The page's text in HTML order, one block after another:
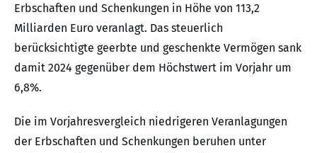
Erbschaften und Schenkungen in Höhe von 113,2
Milliarden Euro veranlagt. Das steuerlich
berücksichtigte geerbte und geschenkte Vermögen sank
damit 2024 gegenüber dem Höchstwert im Vorjahr um
6,8%.
Die im Vorjahresvergleich niedrigeren Veranlagungen
der Erbschaften und Schenkungen beruhen unter